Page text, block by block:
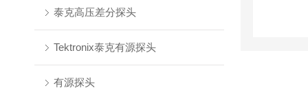
泰克高压差分探头
Tektronix泰克有源探头
有源探头